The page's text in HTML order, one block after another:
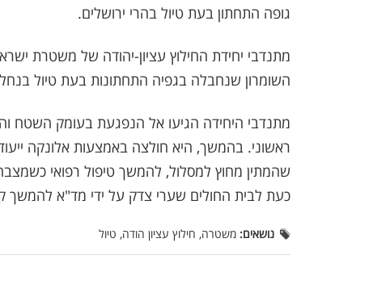
גופה התחתון בעת טיול בהרי ירושלים.
השומרון שנחבלה בגפיה התחתונות בעת טיול
מתנדבי היחידה הגיעו אל הנפגעת בעומק השטח
ראשוני. בהמשך, היא חולצה באמצעות אלונקה
שהמתין מחוץ למסלול, להמשך טיפול רפואי
כעת לבית החולים שערי צדק על ידי מד"א להמשך
נושאים: משטרה, חילוץ עציון הודה, טיול